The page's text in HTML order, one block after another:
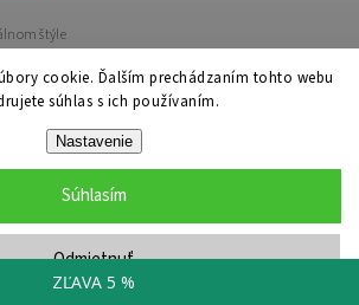
cookie. Ďalším prechádzaním tohto webu
súhlas s ich používaním.
Nastavenie
Odmietnuť
Súhlasím
štýle
ZĽAVA 5 %